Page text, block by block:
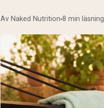
Av Naked Nutrition 8 min läsning